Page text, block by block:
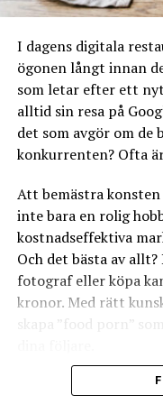
räknar med att sälja,
menyn, om du har
Köpa kaffemaskin alt.
fungerar.Om du
kaffemaskin
igenom
även om du är ivrig
din nya kaffemaskin.
klokt att stanna upp
vad som gäller.
I dagens digitala
ögonen långt innan
som letar efter ett
alltid sin resa på
det som avgör om de
konkurrenten? Ofta
Att bemästra
inte bara en rolig
kostnadseffektiva
Och det bästa av
fotograf eller köpa
kronor. Med rätt
skapa ”food porn”
Här går vi igenom